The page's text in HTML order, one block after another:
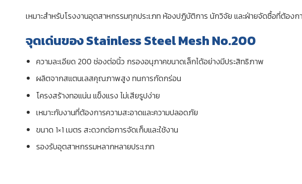
เหมาะสำหรับโรงงานอุตสาหกรรมทุกประเภท ห้องปฏิบัติการ นักวิจัย และฝ่ายจัดซื้อที่ต้อ
จุดเด่นของ Stainless Steel Mesh No.200
ความละเอียด 200 ช่องต่อนิ้ว กรองอนุภาคขนาดเล็กได้อย่างมีประสิทธิภาพ
ผลิตจากสแตนเลสคุณภาพสูง ทนการกัดกร่อน
โครงสร้างทอแน่น แข็งแรง ไม่เสียรูปง่าย
เหมาะกับงานที่ต้องการความสะอาดและความปลอดภัย
ขนาด 1×1 เมตร สะดวกต่อการจัดเก็บและใช้งาน
รองรับอุตสาหกรรมหลากหลายประเภท